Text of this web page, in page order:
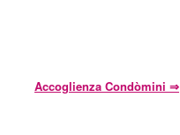
Accoglienza Condòmini ⇒